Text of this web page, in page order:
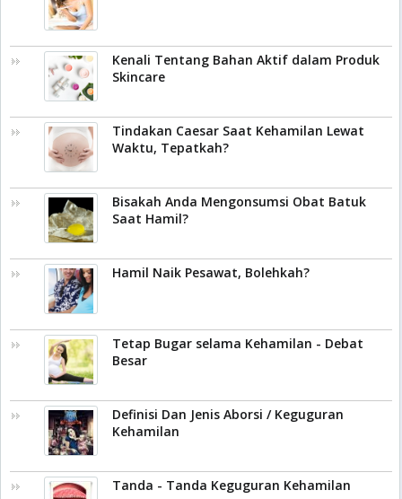
Kenali Tentang Bahan Aktif dalam Produk
Skincare
Tindakan Caesar Saat Kehamilan Lewat
Waktu, Tepatkah?
Bisakah Anda Mengonsumsi Obat Batuk
Saat Hamil?
Hamil Naik Pesawat, Bolehkah?
Tetap Bugar selama Kehamilan - Debat
Besar
Definisi Dan Jenis Aborsi / Keguguran
Kehamilan
Tanda - Tanda Keguguran Kehamilan